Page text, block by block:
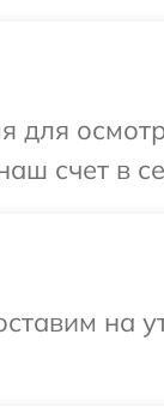
для
счет в
на